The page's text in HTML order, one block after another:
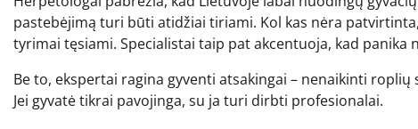
pastebėjimą turi būti atidžiai tiriami. Kol kas nėra
tyrimai tęsiami. Specialistai taip pat akcentuoja, kad
Be to, ekspertai ragina gyventi atsakingai – nenaikinti
Jei gyvatė tikrai pavojinga, su ja turi dirbti profesionalai.